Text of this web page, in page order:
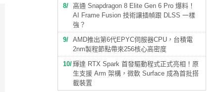
8
高通 Snapdragon 8 Elite Gen 6 Pro 爆料！
AI Frame Fusion 技術讓插幀跟 DLSS 一樣
強？
9
AMD推出第6代EPYC伺服器CPU，台積電
2nm製程節點帶來256核心高密度
10 輝達 RTX Spark 首發驅動程式正式亮相！原
生支援 Arm 架構，微軟 Surface 成為首批搭
載裝置